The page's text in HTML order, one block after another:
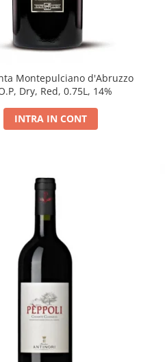
Montepulciano d'Abruzzo
Dry, Red, 0.75L, 14%
INTRA IN CONT